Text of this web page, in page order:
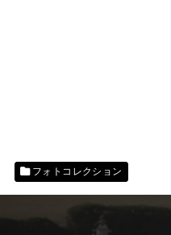
フォトコレクション